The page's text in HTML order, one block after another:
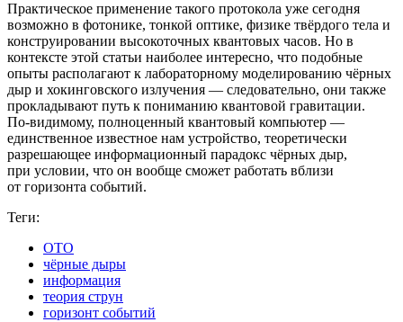
Практическое применение такого протокола уже сегодня
возможно в фотонике, тонкой оптике, физике твёрдого тела и
конструировании высокоточных квантовых часов. Но в
контексте этой статьи наиболее интересно, что подобные
опыты располагают к лабораторному моделированию чёрных
дыр и хокинговского излучения — следовательно, они также
прокладывают путь к пониманию квантовой гравитации.
По‑видимому, полноценный квантовый компьютер —
единственное известное нам устройство, теоретически
разрешающее информационный парадокс чёрных дыр,
при условии, что он вообще сможет работать вблизи
от горизонта событий.
Теги:
ОТО
чёрные дыры
информация
теория струн
горизонт событий